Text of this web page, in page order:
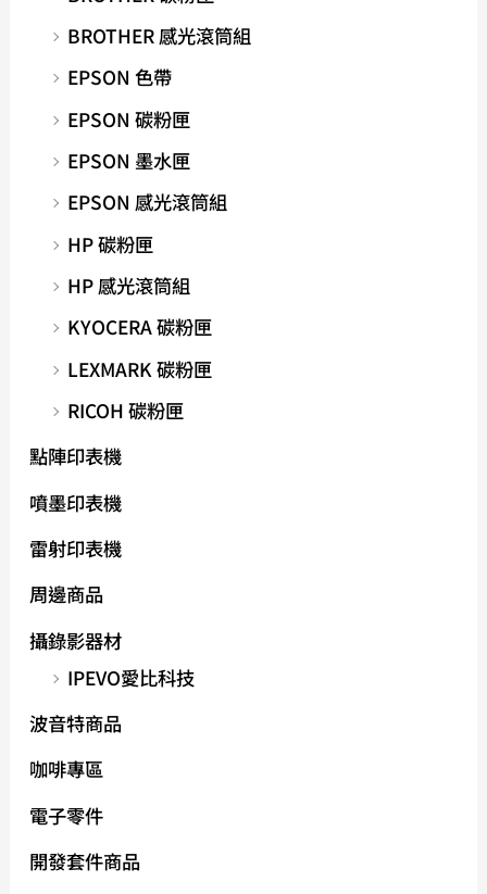
BROTHER 感光滾筒組
EPSON 色帶
EPSON 碳粉匣
EPSON 墨水匣
EPSON 感光滾筒組
HP 碳粉匣
HP 感光滾筒組
KYOCERA 碳粉匣
LEXMARK 碳粉匣
RICOH 碳粉匣
點陣印表機
噴墨印表機
雷射印表機
周邊商品
攝錄影器材
IPEVO愛比科技
波音特商品
咖啡專區
電子零件
開發套件商品